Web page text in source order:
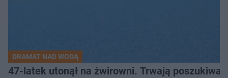
DRAMAT NAD WODĄ
47-latek utonął na żwirowni. Trwają